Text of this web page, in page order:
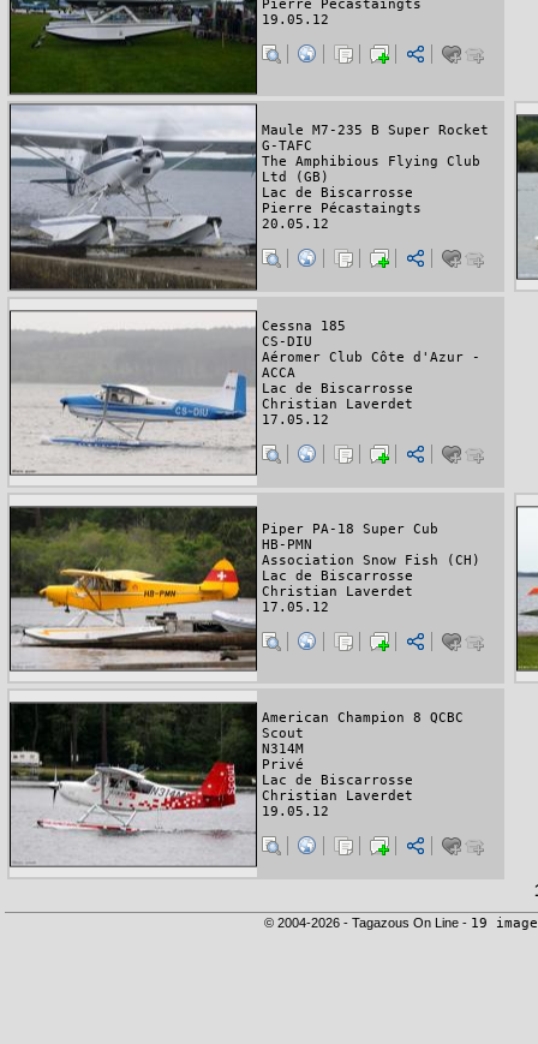
Pierre Pécastaingts
19.05.12
Maule M7-235 B Super Rocket
G-TAFC
The Amphibious Flying Club
Ltd (GB)
Lac de Biscarrosse
Pierre Pécastaingts
20.05.12
Cessna 185
CS-DIU
Aéromer Club Côte d'Azur -
ACCA
Lac de Biscarrosse
Christian Laverdet
17.05.12
Piper PA-18 Super Cub
HB-PMN
Association Snow Fish (CH)
Lac de Biscarrosse
Christian Laverdet
17.05.12
American Champion 8 QCBC
Scout
N314M
Privé
Lac de Biscarrosse
Christian Laverdet
19.05.12
© 2004-2026 - Tagazous On Line - 19